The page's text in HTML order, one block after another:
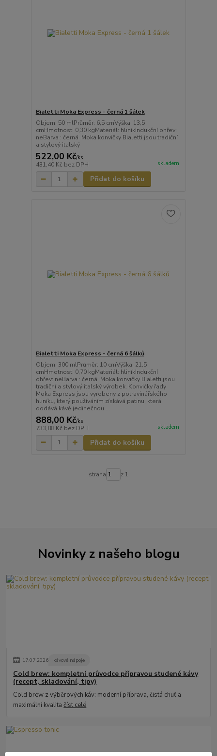
Bialetti Moka Express - černá 1 šálek
Objem: 50 mlPrůměr: 6,5 cmVýška: 13,5
cmHmotnost: 0,30 kgMateriál: hliníkIndukční ohřev:
neBarva : černá Moka konvičky Bialetti jsou tradiční
a stylový italský
522,00 Kč/ks
431,40 Kč bez DPH skladem
Přidat do košíku
Bialetti Moka Express - černá 6 šálků
Objem: 300 mlPrůměr: 10 cmVýška: 21,5
cmHmotnost: 0,70 kgMateriál: hliníkIndukční
ohřev: neBarva : černá Moka konvičky Bialetti jsou
tradiční a stylový italský výrobek. Konvičky řady
Moka Express jsou vyrobeny z potravinářského
hliníku, který používáním získává patinu, která
dodává kávě jedinečnou ...
888,00 Kč/ks
733,88 Kč bez DPH skladem
Přidat do košíku
strana z 1
Novinky z našeho blogu
17.07.2026 kávové nápoje
Cold brew: kompletní průvodce přípravou studené kávy
(recept, skladování, tipy)
Cold brew z výběrových káv: moderní příprava, čistá chuť a
maximální kvalitačíst celé